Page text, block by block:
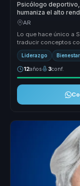
Psicólogo
humaniza el alto
quieren quebrarse
AR
Lo que hace único a
traducir conceptos
herramientas práctic...
Liderazgo
12años 3conf.